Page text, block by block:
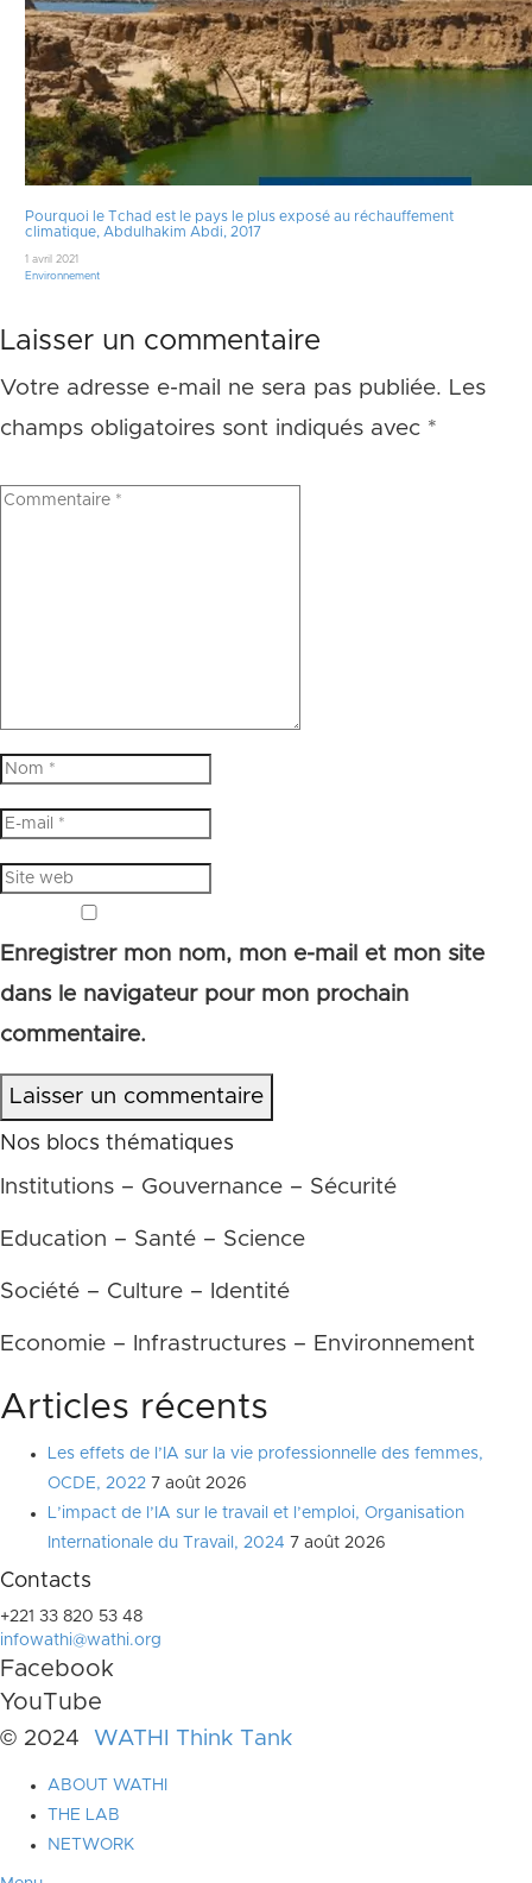
Pourquoi le Tchad est le pays le plus exposé au réchauffement
climatique, Abdulhakim Abdi, 2017
1 avril 2021
Environnement
Laisser un commentaire
Votre adresse e-mail ne sera pas publiée. Les
champs obligatoires sont indiqués avec *
Enregistrer mon nom, mon e-mail et mon site
dans le navigateur pour mon prochain
commentaire.
Laisser un commentaire
Nos blocs thématiques
Institutions – Gouvernance – Sécurité
Education – Santé – Science
Société – Culture – Identité
Economie – Infrastructures – Environnement
Articles récents
Les effets de l’IA sur la vie professionnelle des femmes,
OCDE, 2022 7 août 2026
L’impact de l’IA sur le travail et l’emploi, Organisation
Internationale du Travail, 2024 7 août 2026
Contacts
+221 33 820 53 48
infowathi@wathi.org
Facebook
YouTube
© 2024 WATHI Think Tank
ABOUT WATHI
THE LAB
NETWORK